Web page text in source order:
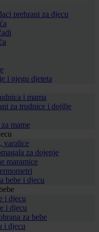
prehrani za djecu
i njegu djeteta
i mama
za trudnice i dojilje
mame
varalice
za dojenje
maramice
bebe i djecu
i djecu
i djecu
za bebe
i djecu